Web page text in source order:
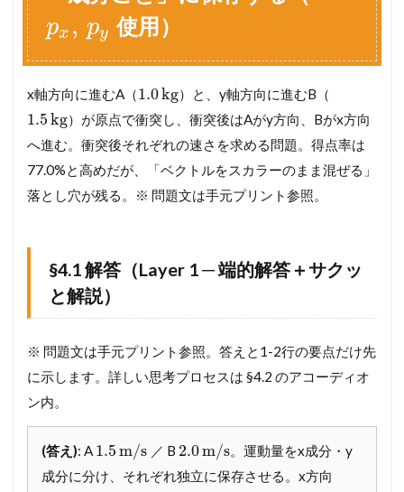
」
と
え
る
と
「
相
手
り
違
え
な
目
5
4
2
次
px , py 使用）
x軸方向に進むA（1.0kg）と、y軸方向に進むB（
1.5kg）が原点で衝突し、衝突後はAがy方向、Bがx方向
へ進む。衝突後それぞれの速さを求める問題。得点率は
77.0%と高めだが、「ベクトルをスカラーのまま混ぜる」
落とし穴が残る。※ 問題文は手元プリント参照。
§4.1 解答（Layer 1 ─ 端的解答＋サクッ
と解説）
※ 問題文は手元プリント参照。答えと1-2行の要点だけ先
に示します。詳しい思考プロセスは §4.2 のアコーディオ
ン内。
(答え): A 1.5 m/s ／ B 2.0m/s。運動量をx成分・y
成分に分け、それぞれ独立に保存させる。x方向